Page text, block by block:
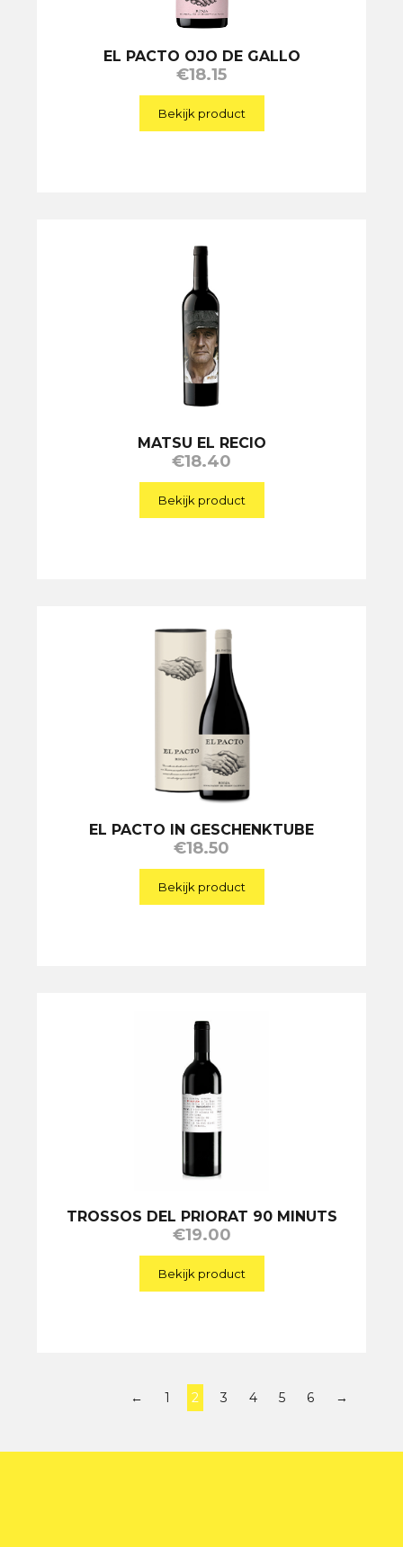
EL PACTO OJO DE GALLO
€18.15
Bekijk product
MATSU EL RECIO
€18.40
Bekijk product
EL PACTO IN GESCHENKTUBE
€18.50
Bekijk product
TROSSOS DEL PRIORAT 90 MINUTS
€19.00
Bekijk product
← 1 2 3 4 5 6 →